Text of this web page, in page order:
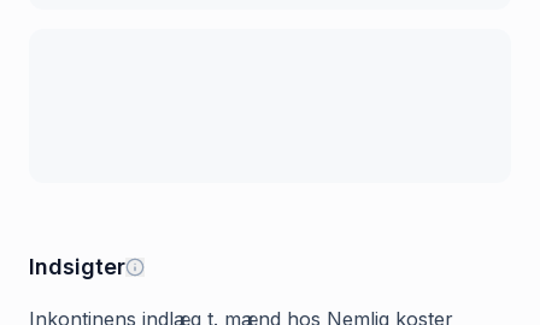
Indsigter
Inkontinens indlæg t. mænd hos Nemlig koster